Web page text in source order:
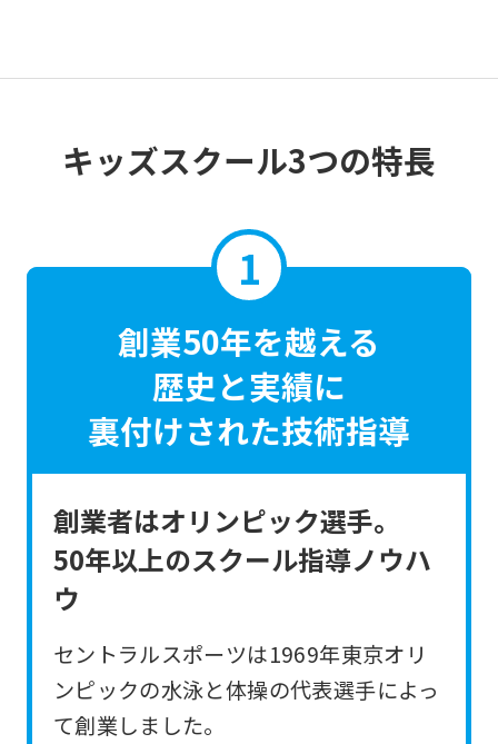
キッズスクール3つの特長
創業50年を越える
歴史と実績に
裏付けされた技術指導
創業者はオリンピック選手。
50年以上のスクール指導ノウハ
ウ
セントラルスポーツは1969年東京オリ
ンピックの水泳と体操の代表選手によっ
て創業しました。